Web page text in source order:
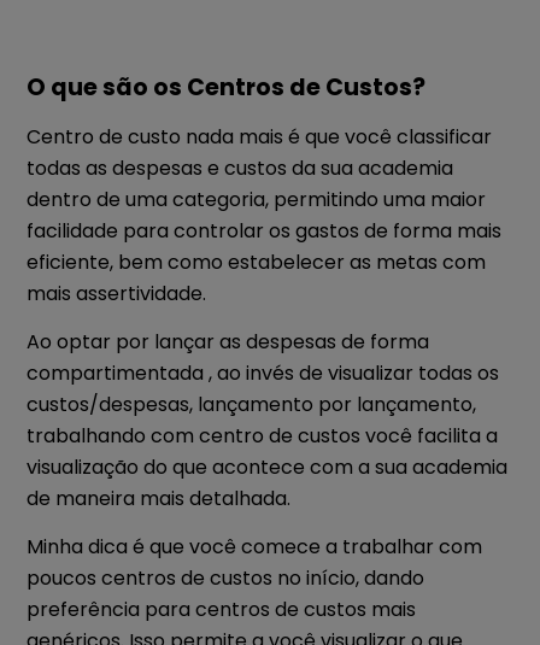
O que são os Centros de Custos?
Centro de custo nada mais é que você classificar
todas as despesas e custos da sua academia
dentro de uma categoria, permitindo uma maior
facilidade para controlar os gastos de forma mais
eficiente, bem como estabelecer as metas com
mais assertividade.
Ao optar por lançar as despesas de forma
compartimentada , ao invés de visualizar todas os
custos/despesas, lançamento por lançamento,
trabalhando com centro de custos você facilita a
visualização do que acontece com a sua academia
de maneira mais detalhada.
Minha dica é que você comece a trabalhar com
poucos centros de custos no início, dando
preferência para centros de custos mais